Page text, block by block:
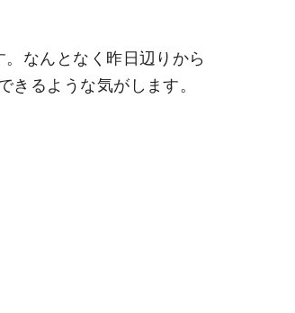
なんとなく昨日辺りから
きるような気がします。